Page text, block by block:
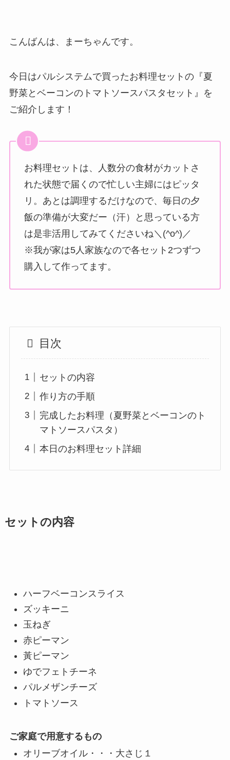
こんばんは、まーちゃんです。
今日はパルシステムで買ったお料理セットの『夏
野菜とベーコンのトマトソースパスタセット』を
ご紹介します！
お料理セットは、人数分の食材がカットさ
れた状態で届くので忙しい主婦にはピッタ
リ。あとは調理するだけなので、毎日の夕
飯の準備が大変だー（汗）と思っている方
は是非活用してみてくださいね＼(^o^)／
※我が家は5人家族なので各セット2つずつ
購入して作ってます。
目次
セットの内容
作り方の手順
完成したお料理（夏野菜とベーコンのト
マトソースパスタ）
本日のお料理セット詳細
セットの内容
ハーフベーコンスライス
ズッキーニ
玉ねぎ
赤ピーマン
黃ピーマン
ゆでフェトチーネ
パルメザンチーズ
トマトソース
ご家庭で用意するもの
オリーブオイル・・・大さじ１